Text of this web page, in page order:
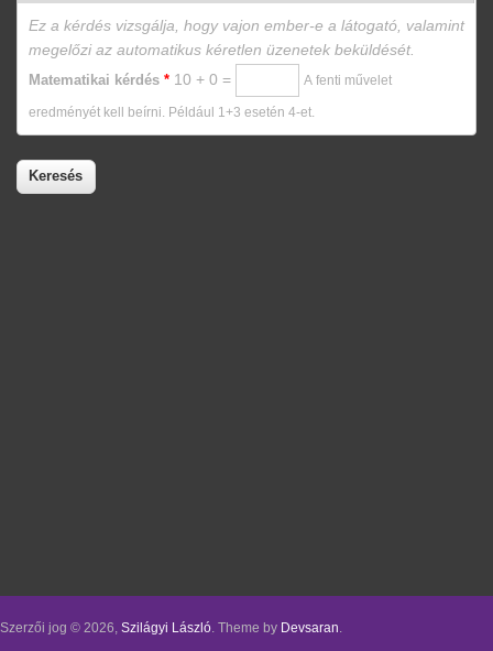
Ez a kérdés vizsgálja, hogy vajon ember-e a látogató, valamint
megelőzi az automatikus kéretlen üzenetek beküldését.
Matematikai kérdés * 10 + 0 = A fenti művelet
eredményét kell beírni. Például 1+3 esetén 4-et.
Szerzői jog © 2026, Szilágyi László. Theme by Devsaran.